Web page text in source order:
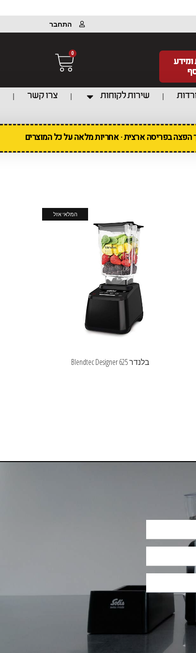
התחבר
ומידע
0
שירות לקוחות
צרו קשר
הפצה בפריסה ארצית · אחריות מלאה על כל המוצרים
המלאי אזל
בלנדר Blendtec Designer 625